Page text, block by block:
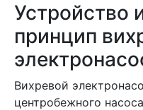
Устройство
принцип
Вихревой
центробежного